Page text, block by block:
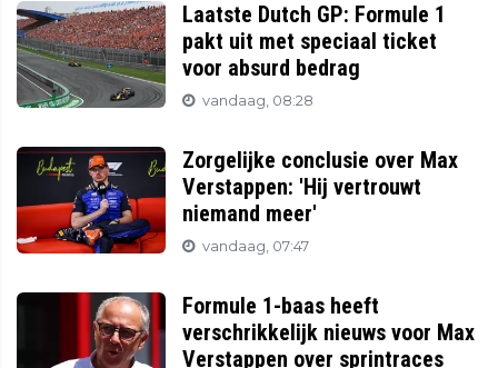
Laatste Dutch GP: Formule 1
pakt uit met speciaal ticket
voor absurd bedrag
vandaag, 08:28
Zorgelijke conclusie over Max
Verstappen: 'Hij vertrouwt
niemand meer'
vandaag, 07:47
Formule 1-baas heeft
verschrikkelijk nieuws voor Max
Verstappen over sprintraces